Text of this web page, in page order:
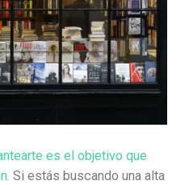
es el objetivo que
Si estás buscando una alta